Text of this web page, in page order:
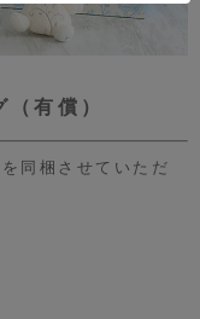
有償）
同梱させていただ